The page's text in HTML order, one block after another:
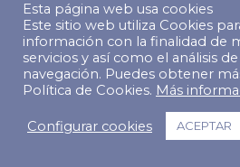
Footer
Esta página web usa cookies
Este sitio web utiliza Cookies
información con la finalidad de
servicios y así como el análisis
navegación. Puedes obtener
Política de Cookies. Más
Configurar cookies ACEPTAR